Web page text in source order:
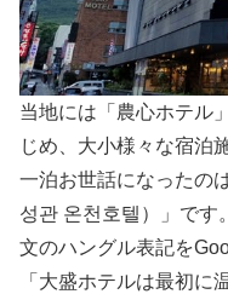
当地には「農心ホテル
じめ、大小様々な宿泊
一泊お世話になったの
성관 온천호텔）」です
文のハングル表記を
「大盛ホテルは最初に